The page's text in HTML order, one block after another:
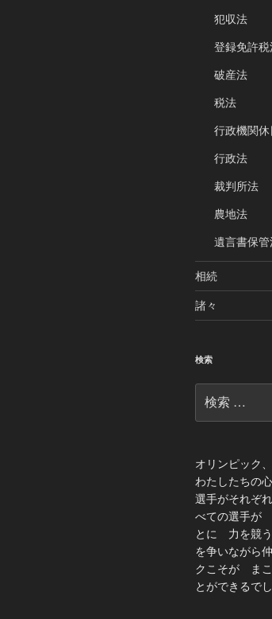
犯収法
登録免許税
破産法
税法
行政機関休
行政法
裁判所法
農地法
遺言書保管
相続
諸々
検索
索:
オリンピック
わたしたちの
選手がそれぞ
べての選手が
とに 力を競う
を争いながら
クこそが まこ
とができるで